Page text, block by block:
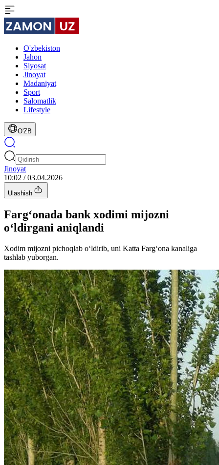
O'zbekiston
Jahon
Siyosat
Jinoyat
Madaniyat
Sport
Salomatlik
Lifestyle
O'ZB
Jinoyat
10:02 / 03.04.2026
Ulashish
Farg‘onada bank xodimi mijozni
o‘ldirgani aniqlandi
Xodim mijozni pichoqlab o‘ldirib, uni Katta Farg‘ona kanaliga
tashlab yuborgan.